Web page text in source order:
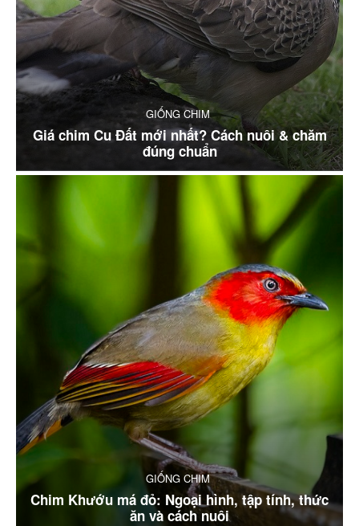
GIỐNG CHIM
Giá chim Cu Đất mới nhất? Cách nuôi & chăm
đúng chuẩn
GIỐNG CHIM
Chim Khướu má đỏ: Ngoại hình, tập tính, thức
ăn và cách nuôi